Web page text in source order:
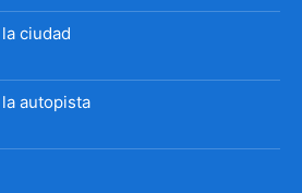
ciudad
autopista